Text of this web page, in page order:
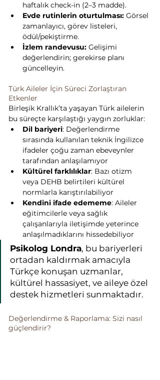
haftalık check-in (2–3 madde).
Evde rutinlerin oturtulması: Görsel
zamanlayıcı, görev listeleri,
ödül/pekiştirme.
İzlem randevusu: Gelişimi
değerlendirin; gerekirse planı
güncelleyin.
Türk Aileler İçin Süreci Zorlaştıran
Etkenler
Birleşik Krallık’ta yaşayan Türk ailelerin
bu süreçte karşılaştığı yaygın zorluklar:
Dil bariyeri: Değerlendirme
sırasında kullanılan teknik İngilizce
ifadeler çoğu zaman ebeveynler
tarafından anlaşılamıyor
Kültürel farklılıklar: Bazı otizm
veya DEHB belirtileri kültürel
normlarla karıştırılabiliyor
Kendini ifade edememe: Aileler
eğitimcilerle veya sağlık
çalışanlarıyla iletişimde yeterince
anlaşılmadıklarını hissedebiliyor
Psikolog Londra, bu bariyerleri
ortadan kaldırmak amacıyla
Türkçe konuşan uzmanlar,
kültürel hassasiyet, ve aileye özel
destek hizmetleri sunmaktadır.
Değerlendirme & Raporlama: Sizi nasıl
güçlendirir?